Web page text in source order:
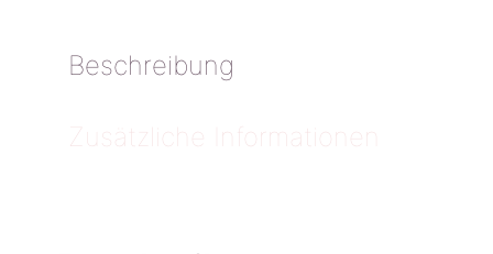
Beschreibung
Zusätzliche Informationen